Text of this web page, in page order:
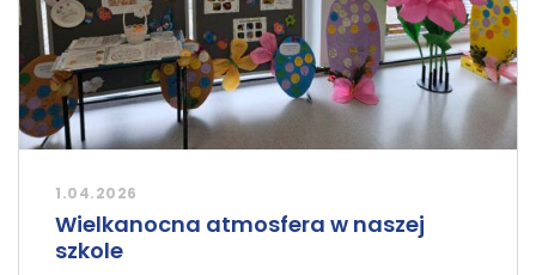
1.04.2026
Wielkanocna atmosfera w naszej
szkole